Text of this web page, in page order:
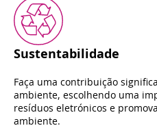
Sustentabilidade
Faça uma contribuição
ambiente, escolhendo uma
resíduos eletrónicos e
ambiente.